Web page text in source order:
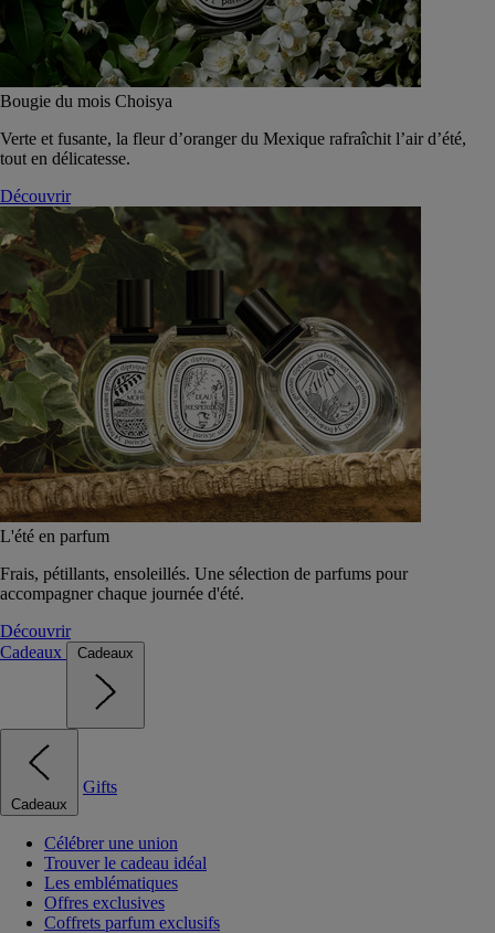
Bougie du mois Choisya
Verte et fusante, la fleur d’oranger du Mexique rafraîchit l’air d’été,
tout en délicatesse.
Découvrir
L'été en parfum
Frais, pétillants, ensoleillés. Une sélection de parfums pour
accompagner chaque journée d'été.
Découvrir
Cadeaux
Cadeaux
Cadeaux
Gifts
Célébrer une union
Trouver le cadeau idéal
Les emblématiques
Offres exclusives
Coffrets parfum exclusifs